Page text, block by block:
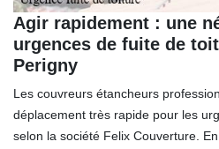
Agir rapidement : une
urgences de fuite de
Perigny
Les couvreurs étancheurs
déplacement très rapide pour les
selon la société Felix Couverture.